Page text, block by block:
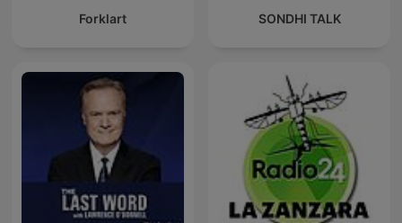
Forklart SONDHI TALK